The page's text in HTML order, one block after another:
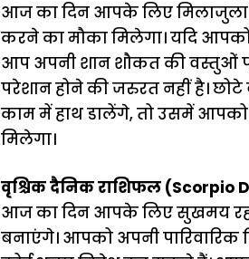
आज का दिन आपके लिए मिलाजुला
करने का मौका मिलेगा। यदि आपको
आप अपनी शान शौकत की वस्तुओं
परेशान होने की जरुरत नहीं है।
काम में हाथ डालेंगे, तो उसमें आपको
मिलेगा।
वृश्चिक दैनिक राशिफल (Scorpio
आज का दिन आपके लिए सुखमय
बनाएंगे। आपको अपनी